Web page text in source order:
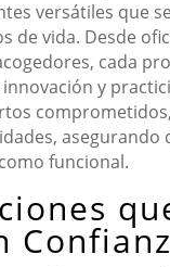
versátiles que
de vida. Desde
cada
y
asegurando
funcional.